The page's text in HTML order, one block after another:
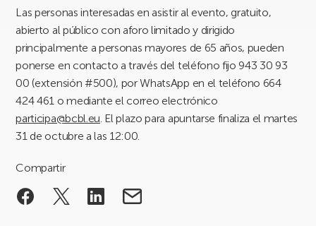
Las personas interesadas en asistir al evento, gratuito,
abierto al público con aforo limitado y dirigido
principalmente a personas mayores de 65 años, pueden
ponerse en contacto a través del teléfono fijo 943 30 93
00 (extensión #500), por WhatsApp en el teléfono 664
424 461 o mediante el correo electrónico
participa@bcbl.eu. El plazo para apuntarse finaliza el martes
31 de octubre a las 12:00.
Compartir